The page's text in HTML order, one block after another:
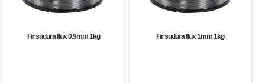
Fir sudura flux 0.9mm 1kg Fir sudura flux 1mm 1kg